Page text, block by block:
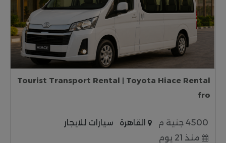
Tourist Transport Rental | Toyota Hiace Rental
fro
4500 جنية م القاهرة
سيارات للايجار
منذ 21 يوم